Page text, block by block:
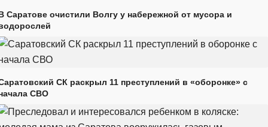
Саратове очистили Волгу у набережной от мусора и
СК раскрыл 11 преступлений в «оборонке» с
СВО